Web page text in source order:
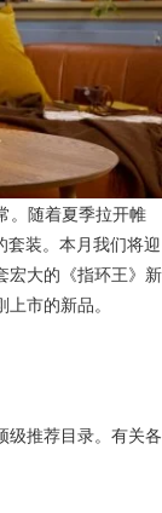
。随着夏季拉开帷
套装。本月我们将迎
宏大的《指环王》新
市的新品。
级推荐目录。有关各